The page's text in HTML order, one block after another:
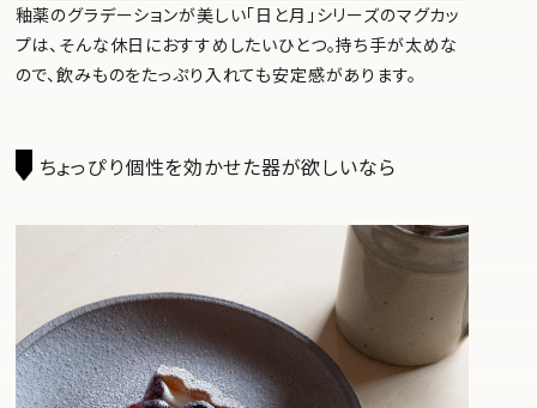
釉薬のグラデーションが美しい「日と月」シリーズのマグカッ
プは、そんな休日におすすめしたいひとつ。持ち手が太めな
ので、飲みものをたっぷり入れても安定感があります。
ちょっぴり個性を効かせた器が欲しいなら